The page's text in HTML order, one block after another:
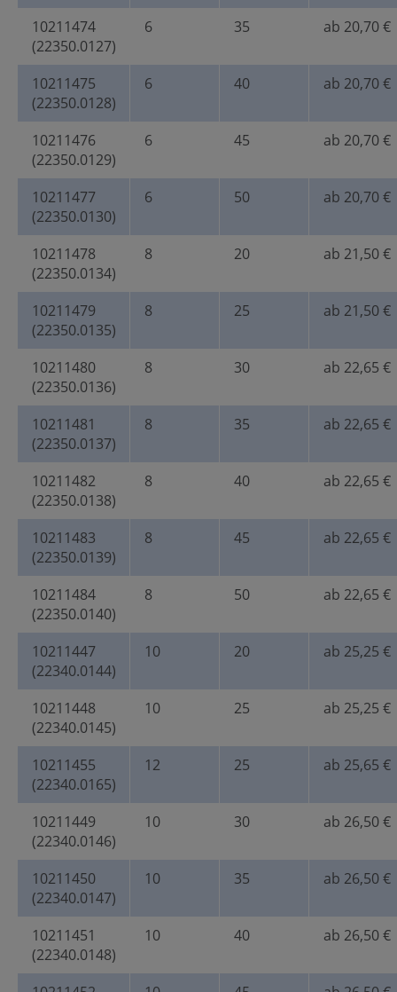
10211474
(22350.0127)
6 35 ab 20,70 €
10211475
(22350.0128)
6 40 ab 20,70 €
10211476
(22350.0129)
6 45 ab 20,70 €
10211477
(22350.0130)
6 50 ab 20,70 €
10211478
(22350.0134)
8 20 ab 21,50 €
10211479
(22350.0135)
8 25 ab 21,50 €
10211480
(22350.0136)
8 30 ab 22,65 €
10211481
(22350.0137)
8 35 ab 22,65 €
10211482
(22350.0138)
8 40 ab 22,65 €
10211483
(22350.0139)
8 45 ab 22,65 €
10211484
(22350.0140)
8 50 ab 22,65 €
10211447
(22340.0144)
10 20 ab 25,25 €
10211448
(22340.0145)
10 25 ab 25,25 €
10211455
(22340.0165)
12 25 ab 25,65 €
10211449
(22340.0146)
10 30 ab 26,50 €
10211450
(22340.0147)
10 35 ab 26,50 €
10211451
(22340.0148)
10 40 ab 26,50 €